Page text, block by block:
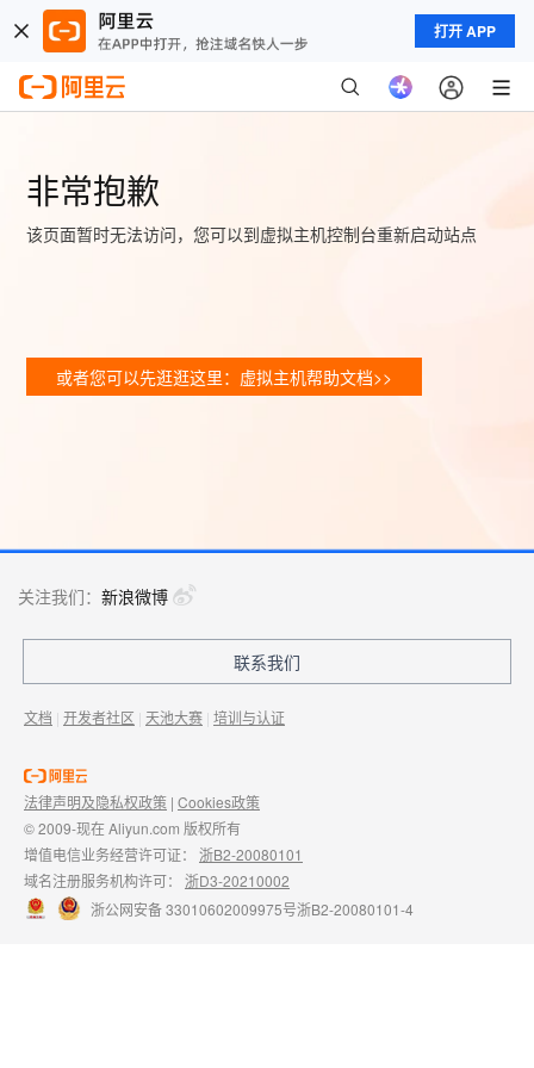
打开 APP
非常抱歉
该页面暂时无法访问，您可以到虚拟主机控制台重新启动站点
或者您可以先逛逛这里：虚拟主机帮助文档>>